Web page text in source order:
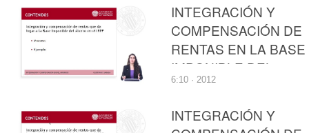
INTEGRACIÓN Y
COMPENSACIÓN DE
RENTAS EN LA BASE
IMPONIBLE DEL
AHORRO DEL
IMPUESTO SOBRE LA
RENTA DE LAS
6:10 · 2012
INTEGRACIÓN Y